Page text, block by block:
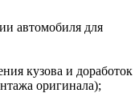
автомобиля для
кузова и доработок
оригинала);